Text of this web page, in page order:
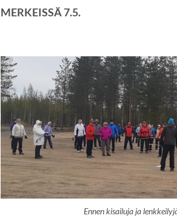
MERKEISSÄ 7.5.
Ennen kisailuja ja